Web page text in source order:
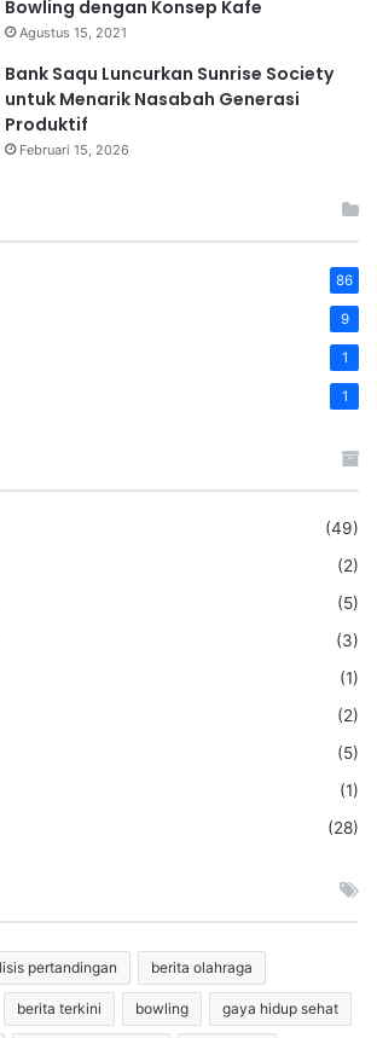
Bowling dengan Konsep Kafe
Agustus 15, 2021
Bank Saqu Luncurkan Sunrise Society
untuk Menarik Nasabah Generasi
Produktif
Februari 15, 2026
86
9
1
1
(49)
(2)
(5)
(3)
(1)
(2)
(5)
(1)
(28)
pertandingan berita olahraga
berita terkini bowling gaya hidup sehat